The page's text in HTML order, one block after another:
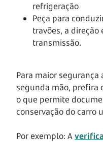
refrigeração
Peça para
travões, a
transmissão.
Para maior
segunda mão, prefira
o que permite
conservação do carro
Por exemplo: A